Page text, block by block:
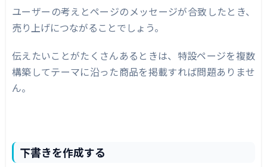
ユーザーの考えとページのメッセージが合致したとき、
売り上げにつながることでしょう。
伝えたいことがたくさんあるときは、特設ページを複数
構築してテーマに沿った商品を掲載すれば問題ありませ
ん。
下書きを作成する